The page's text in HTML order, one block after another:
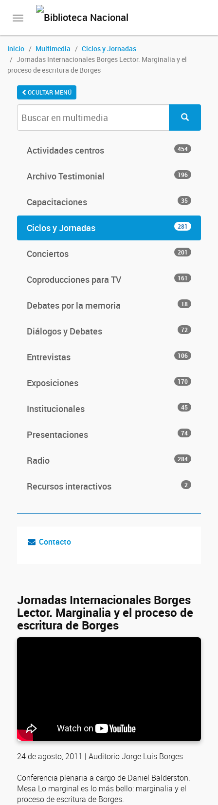
Toggle
Inicio Multimedia
Ciclos y Jornadas
Jornadas Internacionales Borges Lector. Marginalia y el
proceso de escritura de Borges
OCULTAR MENÚ
Actividades centros 454
Archivo Testimonial 196
Capacitaciones 35
Ciclos y Jornadas 281
Conciertos 201
Coproducciones para TV 161
Debates por la memoria 18
Diálogos y Debates 72
Entrevistas 106
Exposiciones 170
Institucionales 45
Presentaciones 74
Radio 284
Recursos interactivos 2
Contacto
Jornadas Internacionales Borges
Lector. Marginalia y el proceso de
escritura de Borges
24 de agosto, 2011 | Auditorio Jorge Luis Borges
Conferencia plenaria a cargo de Daniel Balderston.
Mesa Lo marginal es lo más bello: marginalia y el
proceso de escritura de Borges.